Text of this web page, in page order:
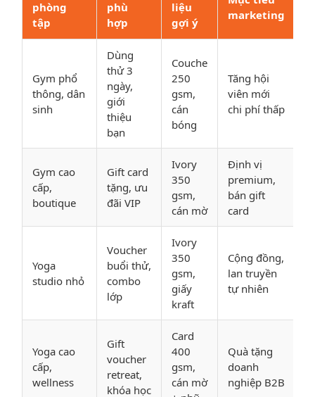
phòng
tập
phù
hợp
liệu
gợi ý
marketing
Gym phổ
thông, dân
sinh
Dùng
thử 3
ngày,
giới
thiệu
bạn
Couche
250
gsm,
cán
bóng
Tăng hội
viên mới
chi phí thấp
Gym cao
cấp,
boutique
Gift card
tặng, ưu
đãi VIP
Ivory
350
gsm,
cán mờ
Định vị
premium,
bán gift
card
Yoga
studio nhỏ
Voucher
buổi thử,
combo
lớp
Ivory
350
gsm,
giấy
kraft
Cộng đồng,
lan truyền
tự nhiên
Yoga cao
cấp,
wellness
Gift
voucher
retreat,
khóa học
Card
400
gsm,
cán mờ
Quà tặng
doanh
nghiệp B2B